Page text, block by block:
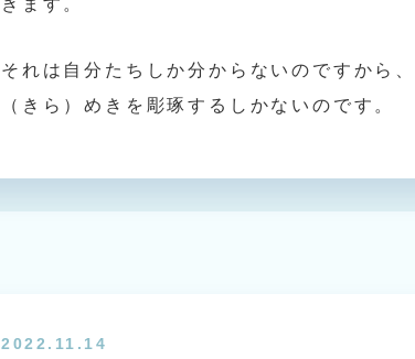
それは自分たちしか分からないのですから
（きら）めきを彫琢するしかないのです。
2022.11.14